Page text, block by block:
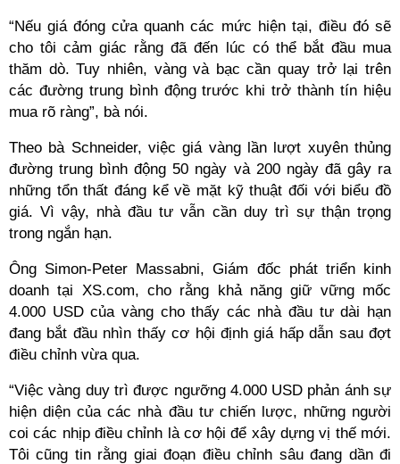
“Nếu giá đóng cửa quanh các mức hiện tại, điều đó sẽ
cho tôi cảm giác rằng đã đến lúc có thể bắt đầu mua
thăm dò. Tuy nhiên, vàng và bạc cần quay trở lại trên
các đường trung bình động trước khi trở thành tín hiệu
mua rõ ràng”, bà nói.
Theo bà Schneider, việc giá vàng lần lượt xuyên thủng
đường trung bình động 50 ngày và 200 ngày đã gây ra
những tổn thất đáng kể về mặt kỹ thuật đối với biểu đồ
giá. Vì vậy, nhà đầu tư vẫn cần duy trì sự thận trọng
trong ngắn hạn.
Ông Simon-Peter Massabni, Giám đốc phát triển kinh
doanh tại XS.com, cho rằng khả năng giữ vững mốc
4.000 USD của vàng cho thấy các nhà đầu tư dài hạn
đang bắt đầu nhìn thấy cơ hội định giá hấp dẫn sau đợt
điều chỉnh vừa qua.
“Việc vàng duy trì được ngưỡng 4.000 USD phản ánh sự
hiện diện của các nhà đầu tư chiến lược, những người
coi các nhịp điều chỉnh là cơ hội để xây dựng vị thế mới.
Tôi cũng tin rằng giai đoạn điều chỉnh sâu đang dần đi